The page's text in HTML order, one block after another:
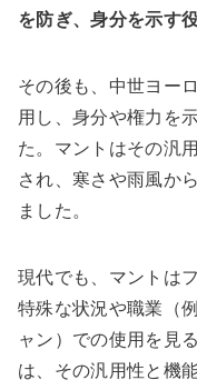
を防ぎ、身分を示す
その後も、中世ヨー
用し、身分や権力を
た。マントはその汎
され、寒さや雨風か
ました。
現代でも、マントは
特殊な状況や職業（
ャン）での使用を見
は、その汎用性と機